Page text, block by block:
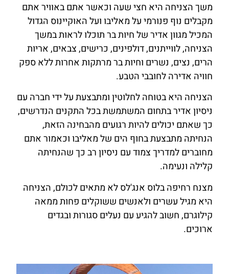
משך הצניחה היא חצי שעה וכאשר אתם באוויר אתם
מקבלים נוף פנורמי על מאליבו ועל האוקיינוס הגדול
המכיל מגוון אדיר של חיות בר תוכלו לראות במשך
הצניחה, לווייתנים, דולפינים, כרישים, צבאים, אריות
הרים, נצים, נשרים וחיות בר מרתקות אחרות ללא ספק
חוויה אדירה לחובבי הטבע.
הצניחה היא בטוחה לחלוטין ומתבצעת על ידי חברה עם
ניסיון אדיר בתחום המשתמשת בכל התקנים הנדרשים,
כך שאתם יכולים להיות רגועים מהבחינה הזאת,
הנחיתה מתבצעת בחוף הים של מאליבו וכאמור אתם
מחוברים למדריך צמוד עם ניסיון רב כך שהנחיתה
קלילה ונעימה.
מצנח רחיפה בלוס אנג'לס לא מתאים לכולם, הצניחה
היא מגיל עשרים ולאנשים ששוקלים פחות ממאה
קילוגרם, חשוב להגיע עם נעלים סגורות ובגדים
ארוכים.